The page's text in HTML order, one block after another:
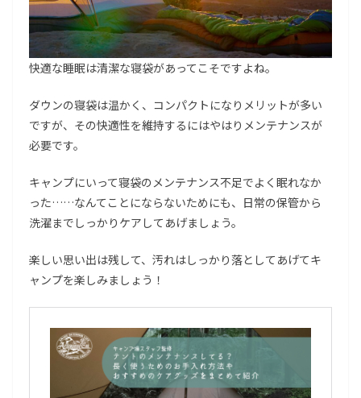
快適な睡眠は清潔な寝袋があってこそですよね。
ダウンの寝袋は温かく、コンパクトになりメリットが多い
ですが、その快適性を維持するにはやはりメンテナンスが
必要です。
キャンプにいって寝袋のメンテナンス不足でよく眠れなか
った……なんてことにならないためにも、日常の保管から
洗濯までしっかりケアしてあげましょう。
楽しい思い出は残して、汚れはしっかり落としてあげてキ
ャンプを楽しみましょう！